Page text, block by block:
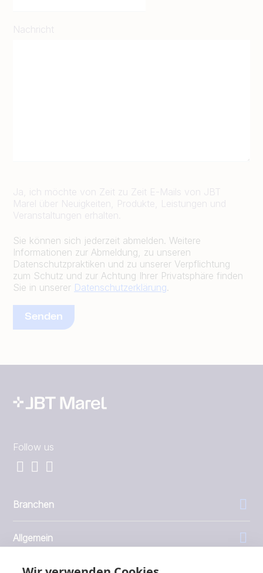
Nachricht
Ja, ich möchte von Zeit zu Zeit E-Mails von JBT
Marel über Neuigkeiten, Produkte, Leistungen und
Veranstaltungen erhalten.
Sie können sich jederzeit abmelden. Weitere
Informationen zur Abmeldung, zu unseren
Datenschutzpraktiken und zu unserer Verpflichtung
zum Schutz und zur Achtung Ihrer Privatsphäre finden
Sie in unserer Datenschutzerklärung.
Follow us
Branchen
Allgemein